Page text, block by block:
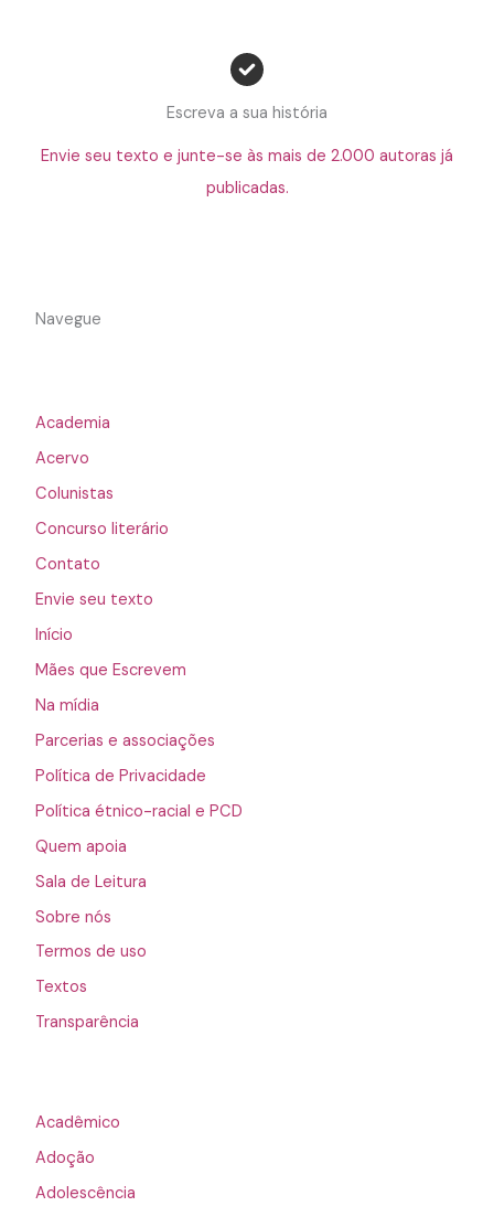
Escreva a sua história
Envie seu texto e junte-se às mais de 2.000 autoras já
publicadas.
Navegue
Academia
Acervo
Colunistas
Concurso literário
Contato
Envie seu texto
Início
Mães que Escrevem
Na mídia
Parcerias e associações
Política de Privacidade
Política étnico-racial e PCD
Quem apoia
Sala de Leitura
Sobre nós
Termos de uso
Textos
Transparência
Acadêmico
Adoção
Adolescência